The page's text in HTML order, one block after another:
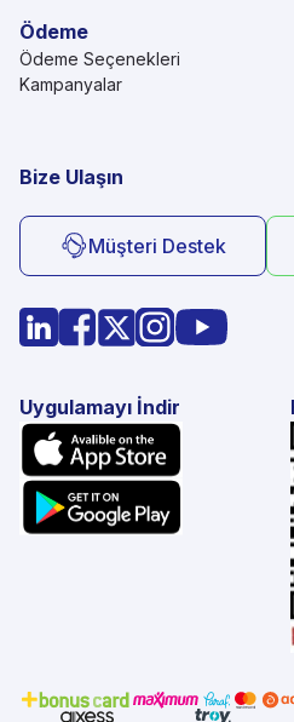
Ödeme
Ödeme Seçenekleri
Kampanyalar
Bize Ulaşın
Müşteri Destek
Uygulamayı İndir